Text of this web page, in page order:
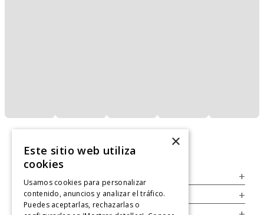
+
Legal +
×
Este sitio web utiliza
cookies
Usamos cookies para personalizar
contenido, anuncios y analizar el tráfico.
Puedes aceptarlas, rechazarlas o